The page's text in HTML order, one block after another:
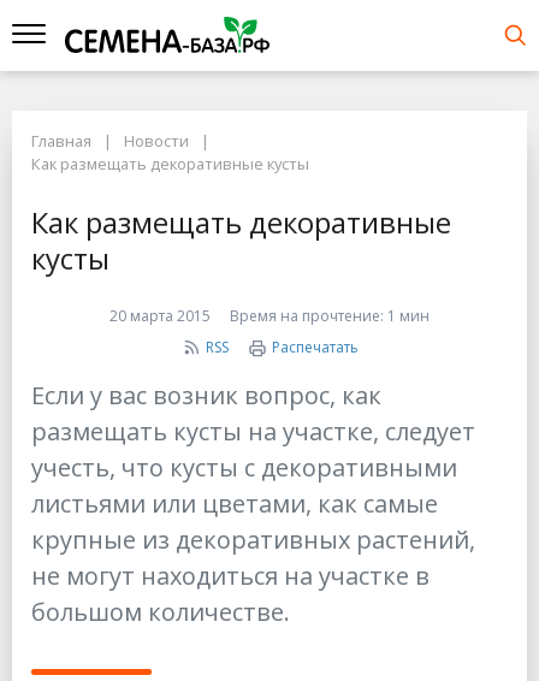
Главная
Новости
Как размещать декоративные кусты
Как размещать декоративные
кусты
20 марта 2015 Время на прочтение: 1 мин
RSS
Распечатать
Если у вас возник вопрос, как
размещать кусты на участке, следует
учесть, что кусты с декоративными
листьями или цветами, как самые
крупные из декоративных растений,
не могут находиться на участке в
большом количестве.